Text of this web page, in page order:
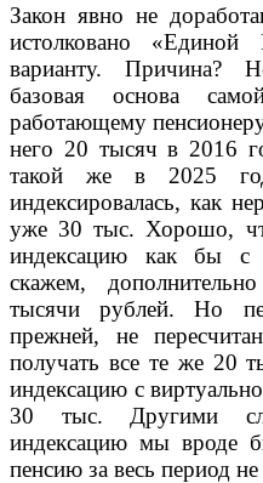
Закон явно не
истолковано «Единой
варианту. Причина?
базовая основа
работающему
него 20 тысяч в 2016
такой же в 2025
индексировалась, как
уже 30 тыс. Хорошо,
индексацию как бы
скажем,
тысячи рублей. Но
прежней, не
получать все те же 20
индексацию с
30 тыс. Другими
индексацию мы вроде
пенсию за весь период